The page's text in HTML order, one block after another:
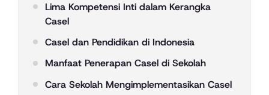
Lima Kompetensi Inti dalam Kerangka
Casel
Casel dan Pendidikan di Indonesia
Manfaat Penerapan Casel di Sekolah
Cara Sekolah Mengimplementasikan Casel